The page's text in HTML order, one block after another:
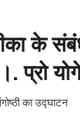
के
प्रो
का उद्घाटन